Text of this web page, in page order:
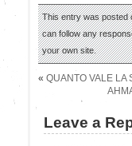
This entry was posted
can follow any
your own site.
« QUANTO VALE LA
Leave a